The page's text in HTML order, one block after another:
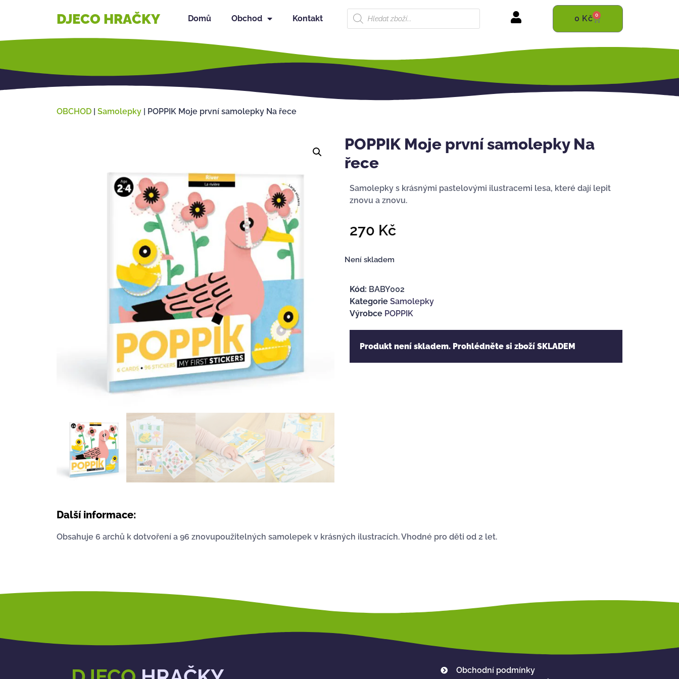
DJECO HRAČKY Domů Obchod Kontakt 0 Kč 0
OBCHOD | Samolepky | POPPIK Moje první samolepky Na řece
POPPIK Moje první samolepky Na
řece
Samolepky s krásnými pastelovými ilustracemi lesa, které dají lepit
znovu a znovu.
270 Kč
Není skladem
Kód: BABY002
Kategorie Samolepky
Výrobce POPPIK
Produkt není skladem. Prohlédněte si zboží SKLADEM
Další informace:
Obsahuje 6 archů k dotvoření a 96 znovupoužitelných samolepek v krásných ilustracích. Vhodné pro děti od 2 let.
Obchodní podmínky